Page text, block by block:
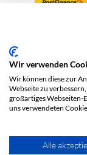
Protection des
Wir verwenden
Wir können diese zur
Webseite zu
großartiges Webseiten-
uns verwendeten
Alle